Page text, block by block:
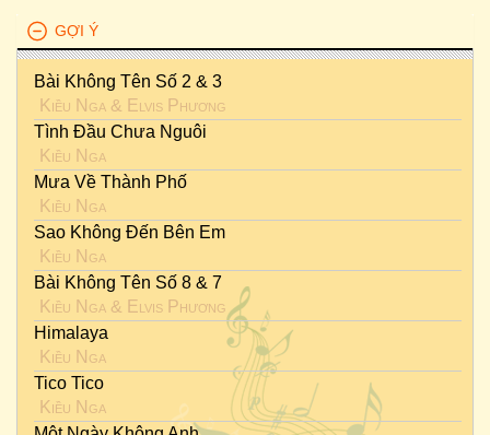
GỢI Ý
Bài Không Tên Số 2 & 3
Kiều Nga & Elvis Phương
Tình Đầu Chưa Nguôi
Kiều Nga
Mưa Về Thành Phố
Kiều Nga
Sao Không Đến Bên Em
Kiều Nga
Bài Không Tên Số 8 & 7
Kiều Nga & Elvis Phương
Himalaya
Kiều Nga
Tico Tico
Kiều Nga